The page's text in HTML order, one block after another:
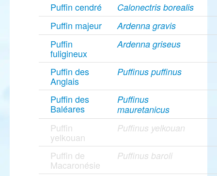
Puffin cendré Calonectris borealis
Puffin majeur Ardenna gravis
Puffin
fuligineux
Ardenna griseus
Puffin des
Anglais
Puffinus puffinus
Puffin des
Baléares
Puffinus
mauretanicus
Puffin
yelkouan
Puffinus yelkouan
Puffin de
Macaronésie
Puffinus baroli